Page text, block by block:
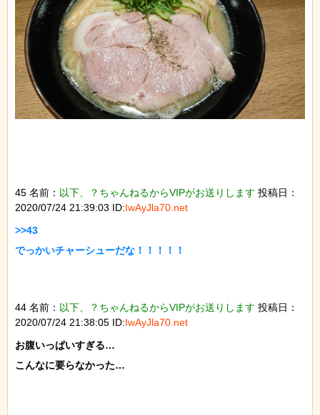
45 名前： 以下、？ちゃんねるからVIPがお送りします 投稿日：
2020/07/24 21:39:03 ID:IwAyJla70.net
>>43
でっかいチャーシューだな！！！！！
44 名前： 以下、？ちゃんねるからVIPがお送りします 投稿日：
2020/07/24 21:38:05 ID:IwAyJla70.net
お腹いっぱいすぎる…
こんなに要らなかった…